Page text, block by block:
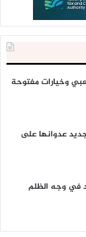
وخيارات مفتوحة
عدوانها على
في وجه الظلم